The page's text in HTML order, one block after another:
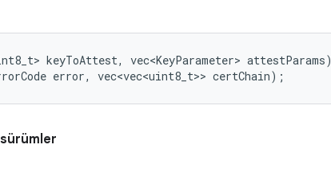
keyToAttest, vec<KeyParameter> attestParams)
error, vec<vec<uint8_t>> certChain);